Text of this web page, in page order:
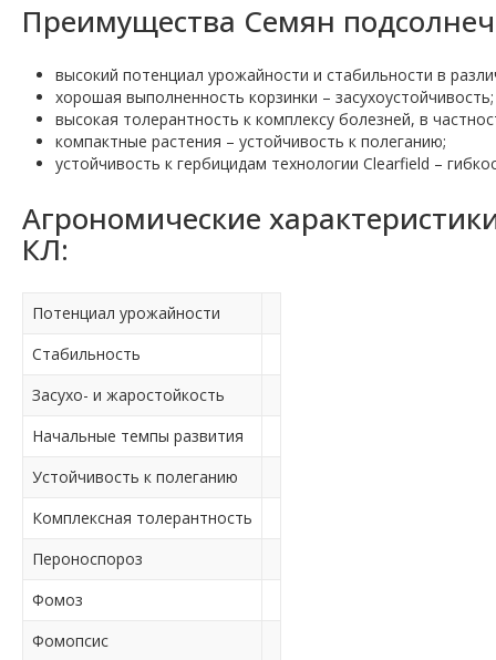
Преимущества Семян
высокий потенциал урожайности и стабильности в
хорошая выполненность корзинки – засухоустойчивость;
высокая толерантность к комплексу болезней, в
компактные растения – устойчивость к полеганию;
устойчивость к гербицидам технологии Clearfield –
Агрономические
КЛ:
Потенциал урожайности
Стабильность
Засухо- и жаростойкость
Начальные темпы развития
Устойчивость к полеганию
Комплексная толерантность
Пероноспороз
Фомоз
Фомопсис